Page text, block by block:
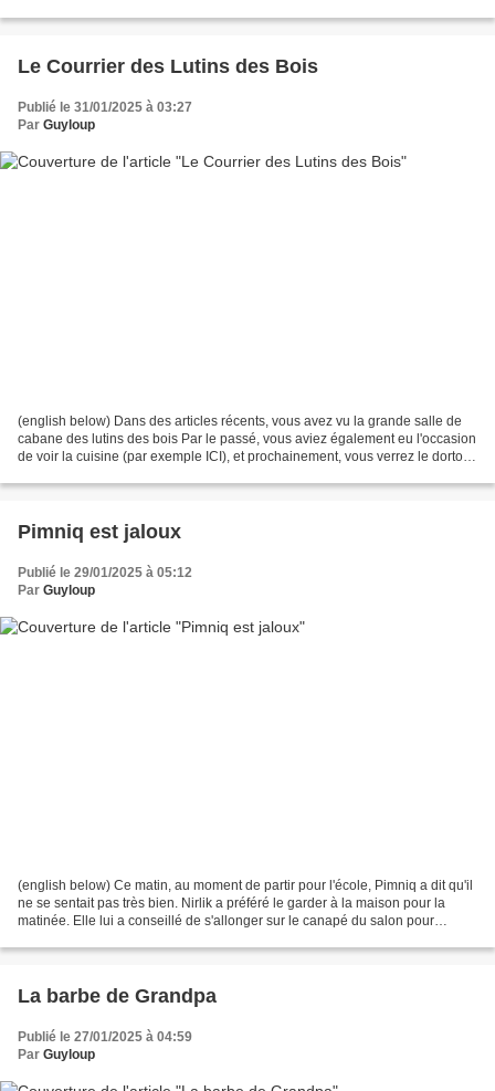
Le Courrier des Lutins des Bois
Publié le 31/01/2025 à 03:27
Par Guyloup
(english below) Dans des articles récents, vous avez vu la grande salle de
cabane des lutins des bois Par le passé, vous aviez également eu l'occasion
de voir la cuisine (par exemple ICI), et prochainement, vous verrez le dortoir
Pimniq est jaloux
Publié le 29/01/2025 à 05:12
Par Guyloup
(english below) Ce matin, au moment de partir pour l'école, Pimniq a dit qu'il
ne se sentait pas très bien. Nirlik a préféré le garder à la maison pour la
matinée. Elle lui a conseillé de s'allonger sur le canapé du salon pour
La barbe de Grandpa
Publié le 27/01/2025 à 04:59
Par Guyloup